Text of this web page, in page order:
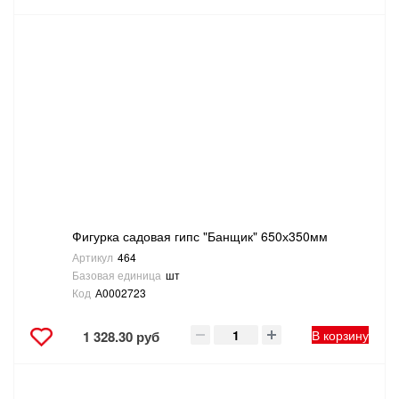
Фигурка садовая гипс "Банщик" 650х350мм
Артикул 464
Базовая единица шт
Код А0002723
1 328.30 руб В корзину